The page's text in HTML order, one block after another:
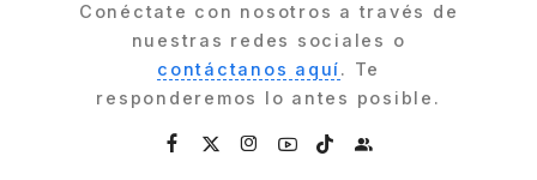
Conéctate con nosotros a través de
nuestras redes sociales o
contáctanos aquí. Te
responderemos lo antes posible.